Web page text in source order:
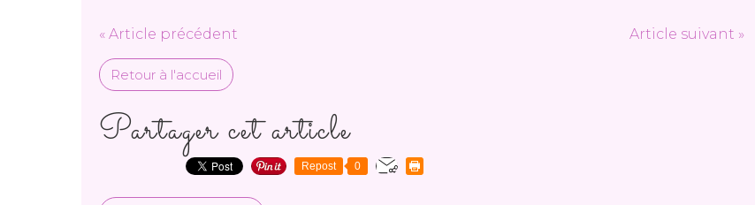
« Article précédent Article suivant »
Retour à l'accueil
Partager cet article
Repost 0